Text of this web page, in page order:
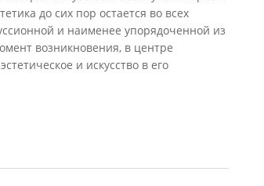
до сих пор остается во всех
и наименее упорядоченной из
возникновения, в центре
и искусство в его